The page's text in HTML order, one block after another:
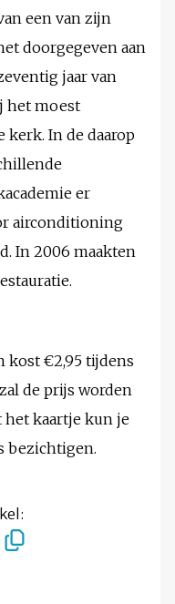
een van zijn
doorgegeven aan
jaar van
het moest
kerk. In de daarop
er
airconditioning
In 2006 maakten
kost €2,95 tijdens
de prijs worden
het kaartje kun je
bezichtigen.